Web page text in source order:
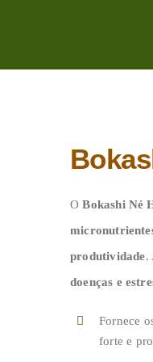
OBokashi Né
produtividade.
doenças e
Fornece
forte e